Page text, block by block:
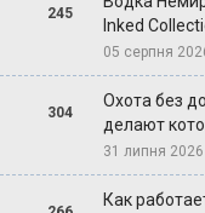
245
Inked
05 серпня
304
Охота без
делают
31 липня 2026
Как